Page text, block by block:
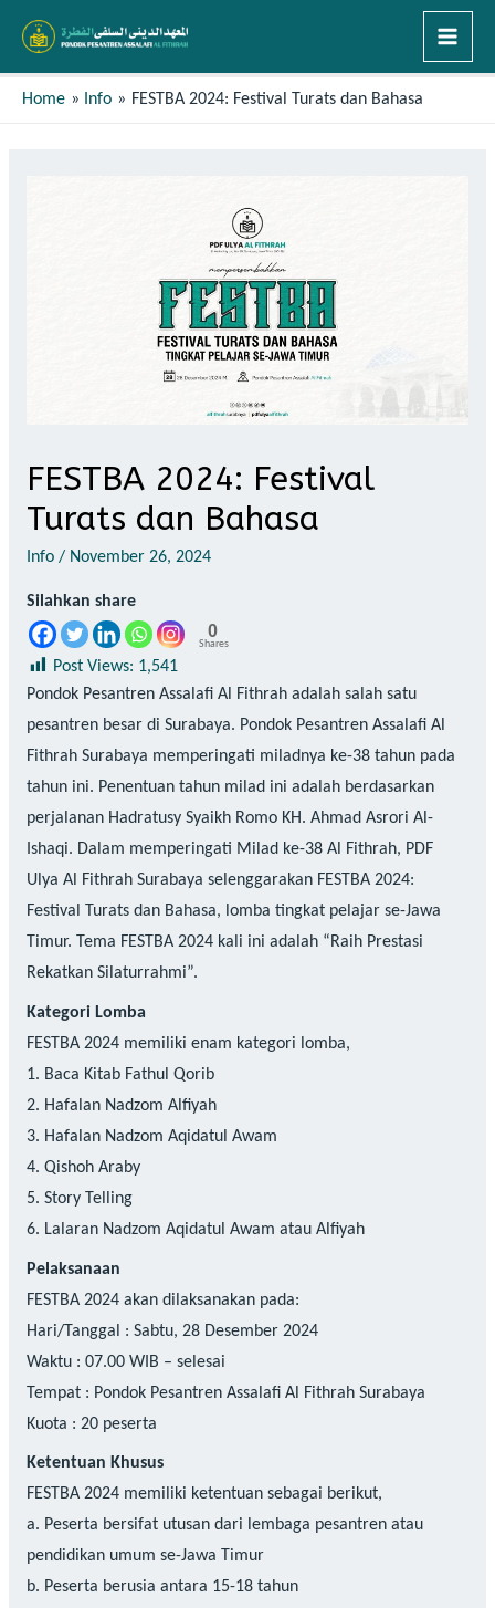
Home Info FESTBA 2024: Festival Turats dan Bahasa
FESTBA 2024: Festival
Turats dan Bahasa
Info/ November 26, 2024
Silahkan share
0
Shares
Post Views: 1,541
Pondok Pesantren Assalafi Al Fithrah adalah salah satu
pesantren besar di Surabaya. Pondok Pesantren Assalafi Al
Fithrah Surabaya memperingati miladnya ke-38 tahun pada
tahun ini. Penentuan tahun milad ini adalah berdasarkan
perjalanan Hadratusy Syaikh Romo KH. Ahmad Asrori Al-
Ishaqi. Dalam memperingati Milad ke-38 Al Fithrah, PDF
Ulya Al Fithrah Surabaya selenggarakan FESTBA 2024:
Festival Turats dan Bahasa, lomba tingkat pelajar se-Jawa
Timur. Tema FESTBA 2024 kali ini adalah “Raih Prestasi
Rekatkan Silaturrahmi”.
Kategori Lomba
FESTBA 2024 memiliki enam kategori lomba,
1. Baca Kitab Fathul Qorib
2. Hafalan Nadzom Alfiyah
3. Hafalan Nadzom Aqidatul Awam
4. Qishoh Araby
5. Story Telling
6. Lalaran Nadzom Aqidatul Awam atau Alfiyah
Pelaksanaan
FESTBA 2024 akan dilaksanakan pada:
Hari/Tanggal : Sabtu, 28 Desember 2024
Waktu : 07.00 WIB – selesai
Tempat : Pondok Pesantren Assalafi Al Fithrah Surabaya
Kuota : 20 peserta
Ketentuan Khusus
FESTBA 2024 memiliki ketentuan sebagai berikut,
a. Peserta bersifat utusan dari lembaga pesantren atau
pendidikan umum se-Jawa Timur
b. Peserta berusia antara 15-18 tahun